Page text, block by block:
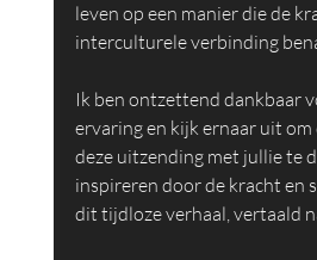
leven op een manier die de
interculturele verbinding
Ik ben ontzettend dankbaar
ervaring en kijk ernaar uit om
deze uitzending met jullie te
inspireren door de kracht en
dit tijdloze verhaal, vertaald